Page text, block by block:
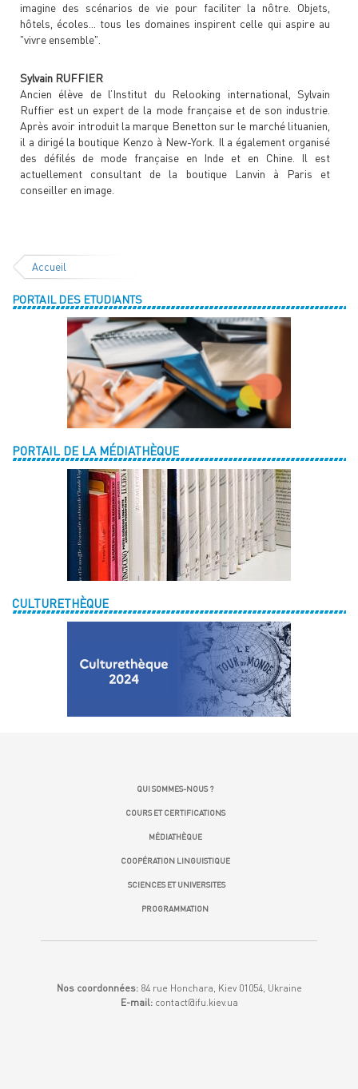
imagine des scénarios de vie pour faciliter la nôtre. Objets,
hôtels, écoles... tous les domaines inspirent celle qui aspire au
"vivre ensemble".
Sylvain RUFFIER
Ancien élève de l’Institut du Relooking international, Sylvain
Ruffier est un expert de la mode française et de son industrie.
Après avoir introduit la marque Benetton sur le marché lituanien,
il a dirigé la boutique Kenzo à New-York. Il a également organisé
des défilés de mode française en Inde et en Chine. Il est
actuellement consultant de la boutique Lanvin à Paris et
conseiller en image.
Accueil
PORTAIL DES ETUDIANTS
PORTAIL DE LA MÉDIATHÈQUE
CULTURETHÈQUE
QUI SOMMES-NOUS ?
COURS ET CERTIFICATIONS
MÉDIATHÈQUE
COOPÉRATION LINGUISTIQUE
SCIENCES ET UNIVERSITES
PROGRAMMATION
Nos coordonnées:84 rue Honchara, Kiev 01054, Ukraine
E-mail: contact@ifu.kiev.ua